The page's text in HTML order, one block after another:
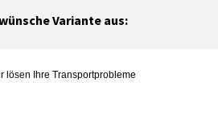
Variante aus:
lösen Ihre Transportprobleme